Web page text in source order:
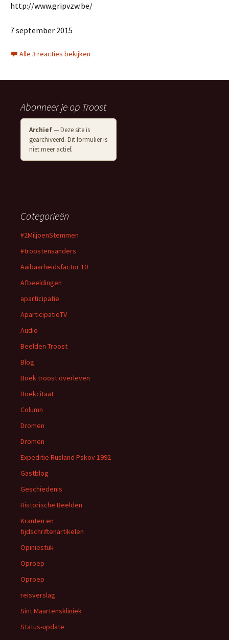
http://www.gripvzw.be/
7 september 2015
Alle 3 reacties bekijken
Abonneer je op Troost
Archief— Deze site is
gearchiveerd. Dit formulier is
niet meer actief.
Categorieën
#2MiljoenStemmen
#troostensanders
Aaibaarheidsfactor 10
Afbeeldingen
aparticipatie
AparticipatieTV
Audio
Beelden Troost
Blog
Boek troost overleven
Boekcitaat
Column
Dromen
Dromen
Expeditie Rusland Pskov 1992
Gastblog
Geschiedenis
Historische Beelden
Kranten en
tijdschriftenartikelen
Opiniestuk
Oproep
Oproep
reisverslag
Sint Maartenskliniek
Status-update